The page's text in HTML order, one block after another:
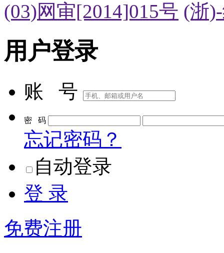
(03)网审[2014]015号 (浙
用户登录
账 号
密 码
忘记密码？
自动登录
登 录
免费注册